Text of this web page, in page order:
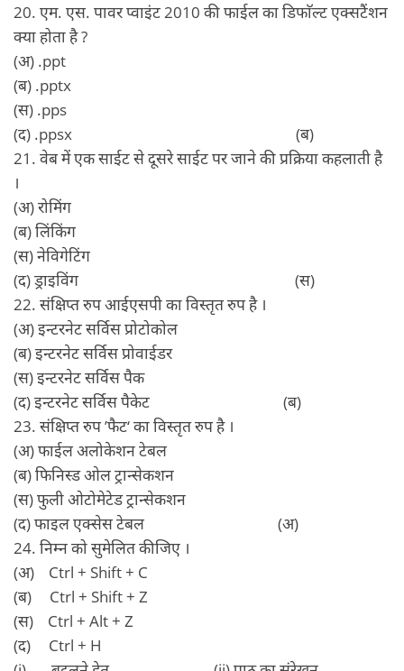
20. एम. एस. पावर प्वाइंट 2010 की फाईल का डिफाॅल्ट एक्सटैंशन
क्या होता है ?
(अ) .ppt
(ब) .pptx
(स) .pps
(द) .ppsx (ब)
21. वेब में एक साईट से दूसरे साईट पर जाने की प्रक्रिया कहलाती है
।
(अ) रोमिंग
(ब) लिंकिंग
(स) नेविगेटिंग
(द) ड्राइविंग (स)
22. संक्षिप्त रुप आईएसपी का विस्तृत रुप है ।
(अ) इन्टरनेट सर्विस प्रोटोकोल
(ब) इन्टरनेट सर्विस प्रोवाईडर
(स) इन्टरनेट सर्विस पैक
(द) इन्टरनेट सर्विस पैकेट (ब)
23. संक्षिप्त रुप ’फैट‘ का विस्तृत रुप है ।
(अ) फाईल अलोकेशन टेबल
(ब) फिनिस्ड ओल ट्रान्सेकशन
(स) फुली ओटोमेटेड ट्रान्सेकशन
(द) फाइल एक्सेस टेबल (अ)
24. निम्न को सुमेलित कीजिए ।
(अ) Ctrl + Shift + C
(ब) Ctrl + Shift + Z
(स) Ctrl + Alt + Z
(द) Ctrl + H